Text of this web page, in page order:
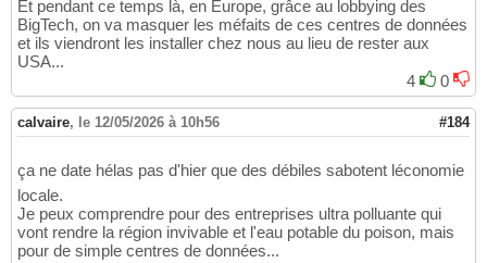
Et pendant ce temps là, en Europe, grâce au lobbying des
BigTech, on va masquer les méfaits de ces centres de données
et ils viendront les installer chez nous au lieu de rester aux
USA...
4
0
calvaire, le 12/05/2026 à 10h56 #184
ça ne date hélas pas d'hier que des débiles sabotent léconomie
locale.
Je peux comprendre pour des entreprises ultra polluante qui
vont rendre la région invivable et l'eau potable du poison, mais
pour de simple centres de données...